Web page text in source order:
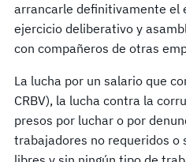
arrancarle definitivamente el
ejercicio deliberativo y
con compañeros de otras
La lucha por un salario que
CRBV), la lucha contra la
presos por luchar o por
trabajadores no requeridos o